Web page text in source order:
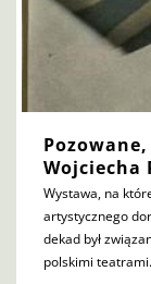
Wojciecha
Wystawa, na
artystycznego
dekad był
polskimi teatrami.